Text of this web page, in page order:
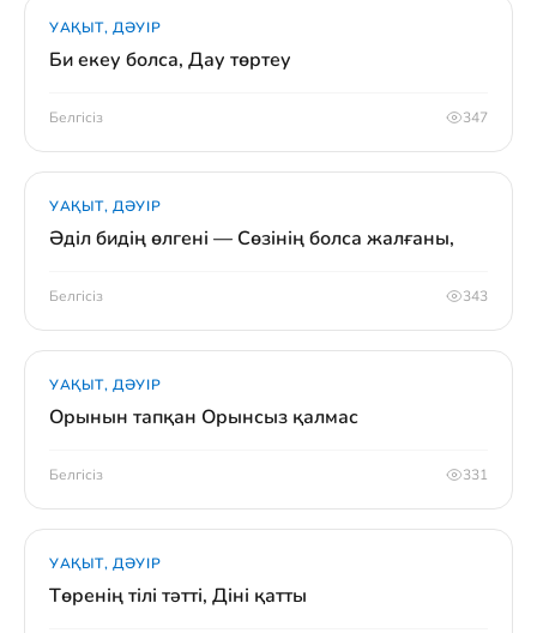
УАҚЫТ, ДӘУІР
Би екеу болса, Дау төртеу
Белгісіз 347
УАҚЫТ, ДӘУІР
Әділ бидің өлгені — Сөзінің болса жалғаны,
Белгісіз 343
УАҚЫТ, ДӘУІР
Орынын тапқан Орынсыз қалмас
Белгісіз 331
УАҚЫТ, ДӘУІР
Төренің тілі тәтті, Діні қатты